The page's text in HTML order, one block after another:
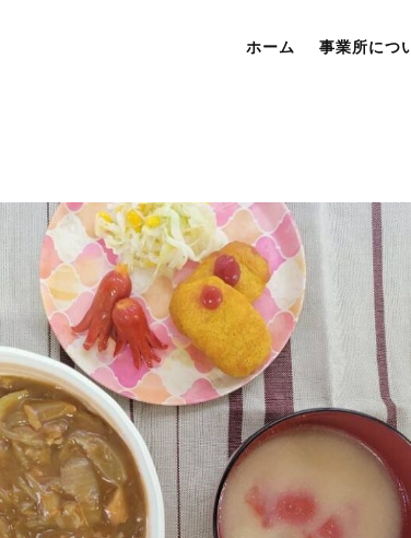
ホーム 事業所につ